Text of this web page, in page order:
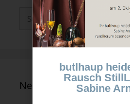
Neueste Kommentare
butlhaup
Rausch
Sabine